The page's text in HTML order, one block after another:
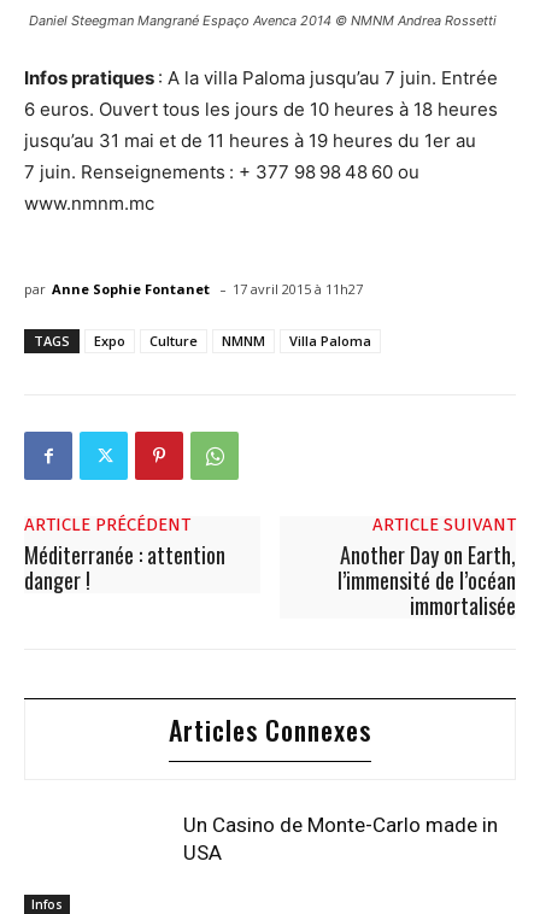
Daniel Steegman Mangrané Espaço Avenca 2014 © NMNM Andrea Rossetti
Infos pratiques : A la villa Paloma jusqu’au 7 juin. Entrée
6 euros. Ouvert tous les jours de 10 heures à 18 heures
jusqu’au 31 mai et de 11 heures à 19 heures du 1er au
7 juin. Renseignements : + 377 98 98 48 60 ou
www.nmnm.mc
par Anne Sophie Fontanet - 17 avril 2015 à 11h27
TAGS Expo Culture NMNM Villa Paloma
ARTICLE PRÉCÉDENT
Méditerranée : attention
danger !
ARTICLE SUIVANT
Another Day on Earth,
l’immensité de l’océan
immortalisée
Articles Connexes
Infos
Un Casino de Monte-Carlo made in
USA